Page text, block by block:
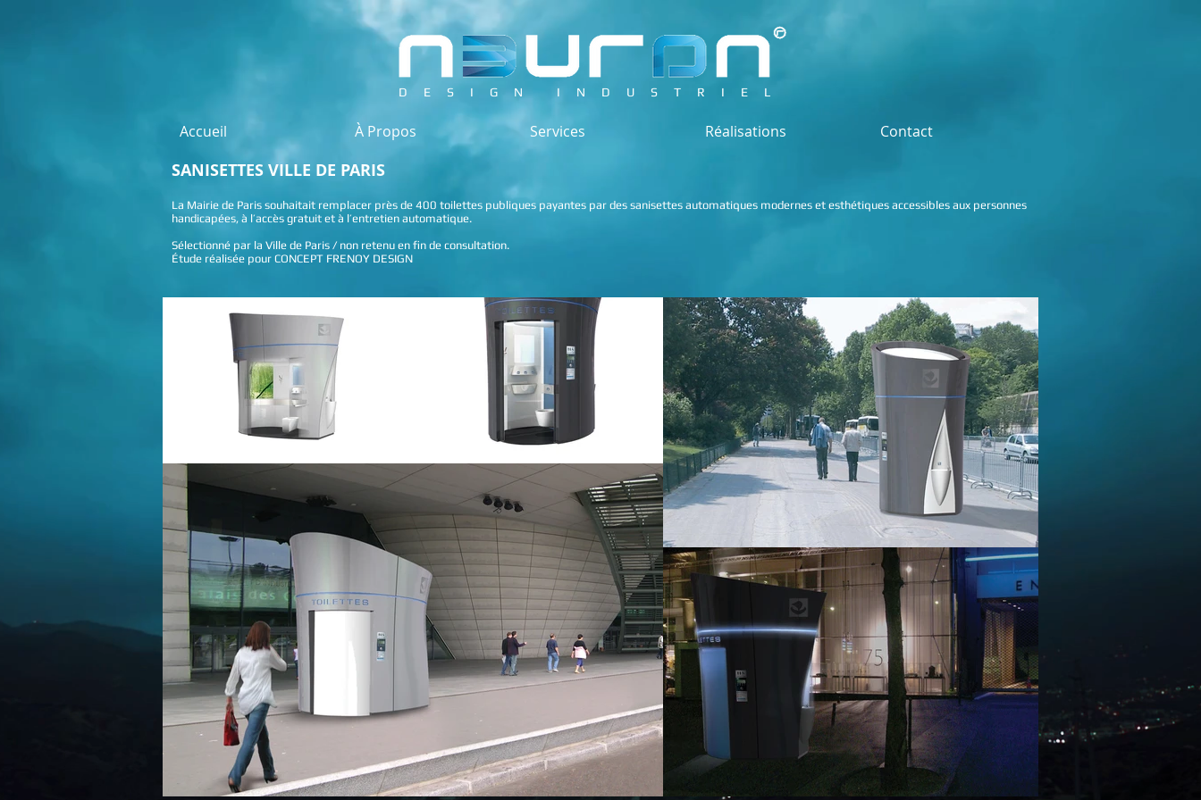
DESIGN INDUSTRIEL
Accueil À Propos Services Réalisations Contact
SANISETTES VILLE DE PARIS
La Mairie de Paris souhaitait remplacer près de 400 toilettes publiques payantes par des sanisettes automatiques modernes et esthétiques accessibles aux personnes
handicapées, à l’accès gratuit et à l’entretien automatique.
Sélectionné par la Ville de Paris / non retenu en fin de consultation.
Étude réalisée pour CONCEPT FRENOY DESIGN